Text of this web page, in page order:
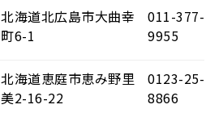
北海道北広島市大曲幸
町6-1
011-377-
9955
北海道恵庭市恵み野里
美2-16-22
0123-25-
8866